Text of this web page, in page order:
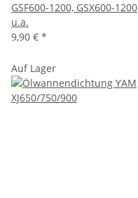
GSF600-1200, GSX600-1200
u.a.
9,90 € *
Auf Lager